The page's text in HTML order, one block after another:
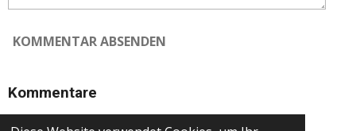
KOMMENTAR ABSENDEN
Kommentare
Es gibt noch keine Kommentare.